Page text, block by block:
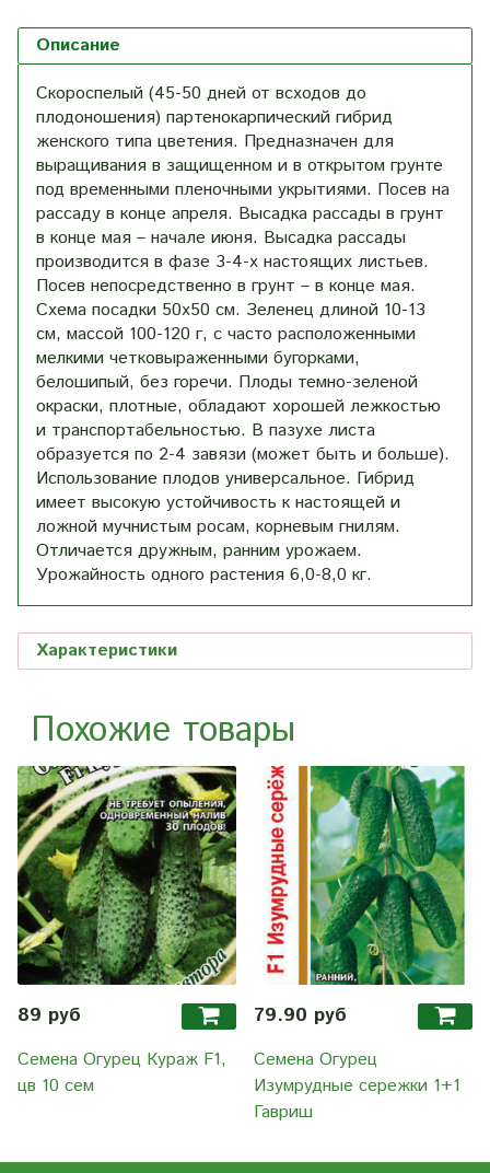
Описание
Скороспелый (45-50 дней от всходов до
плодоношения) партенокарпический гибрид
женского типа цветения. Предназначен для
выращивания в защищенном и в открытом грунте
под временными пленочными укрытиями. Посев на
рассаду в конце апреля. Высадка рассады в грунт
в конце мая – начале июня. Высадка рассады
производится в фазе 3-4-х настоящих листьев.
Посев непосредственно в грунт – в конце мая.
Схема посадки 50х50 см. Зеленец длиной 10-13
см, массой 100-120 г, с часто расположенными
мелкими четковыраженными бугорками,
белошипый, без горечи. Плоды темно-зеленой
окраски, плотные, обладают хорошей лежкостью
и транспортабельностью. В пазухе листа
образуется по 2-4 завязи (может быть и больше).
Использование плодов универсальное. Гибрид
имеет высокую устойчивость к настоящей и
ложной мучнистым росам, корневым гнилям.
Отличается дружным, ранним урожаем.
Урожайность одного растения 6,0-8,0 кг.
Характеристики
Похожие товары
89 руб
Семена Огурец Кураж F1,
цв 10 сем
79.90 руб
Семена Огурец
Изумрудные сережки 1+1
Гавриш